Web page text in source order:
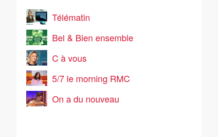
Télématin
Bel & Bien ensemble
C à vous
5/7 le morning RMC
On a du nouveau